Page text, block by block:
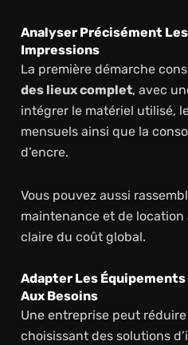
Analyser Précisément
Impressions
La première démarche
des lieux complet, avec
intégrer le matériel utilisé,
mensuels ainsi que la
d’encre.
Vous pouvez aussi
maintenance et de location
claire du coût global.
Adapter Les
Aux Besoins
Une entreprise peut
choisissant des solutions